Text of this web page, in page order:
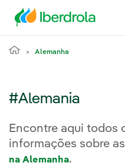
Alemanha
#Alemania
Encontre aqui todos
informações sobre
na Alemanha.